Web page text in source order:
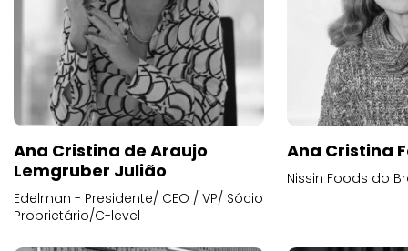
Ana Cristina de Araujo
Lemgruber Julião
Edelman - Presidente/ CEO / VP/ Sócio
Proprietário/C-level
Ana Cristina
Nissin Foods do